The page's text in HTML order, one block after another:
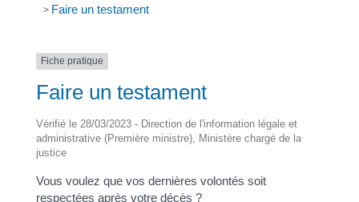
> Faire un testament
Fiche pratique
Faire un testament
Vérifié le 28/03/2023 - Direction de l'information légale et
administrative (Première ministre), Ministère chargé de la
justice
Vous voulez que vos dernières volontés soit
respectées après votre décès ?